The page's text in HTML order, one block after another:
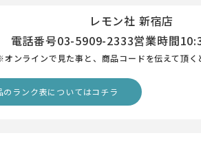
レモン社 新宿店
電話番号03-5909-2333営業時間
ンラインで見た事と、商品コードを伝えて頂く
のランク表についてはコチラ